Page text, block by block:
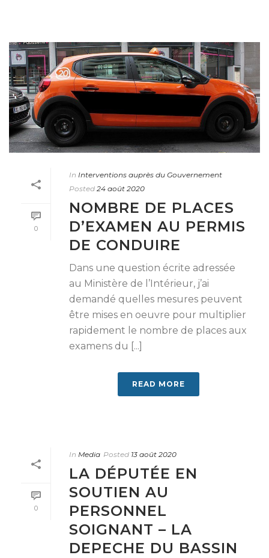
0
In Interventions auprès du Gouvernement
Posted 24 août 2020
NOMBRE DE PLACES
D’EXAMEN AU PERMIS
DE CONDUIRE
Dans une question écrite adressée
au Ministère de l’Intérieur, j’ai
demandé quelles mesures peuvent
être mises en oeuvre pour multiplier
rapidement le nombre de places aux
examens du [...]
READ MORE
0
In Media Posted 13 août 2020
LA DÉPUTÉE EN
SOUTIEN AU
PERSONNEL
SOIGNANT – LA
DEPECHE DU BASSIN